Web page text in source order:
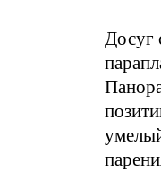
Досуг